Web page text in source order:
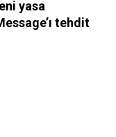
yasa
tehdit